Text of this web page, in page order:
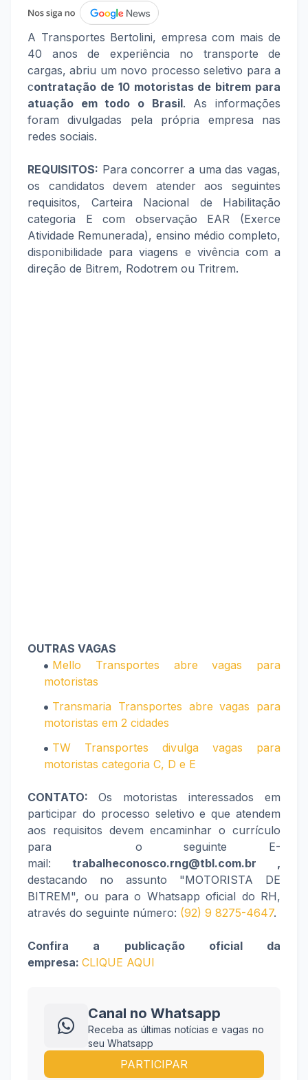
A Transportes Bertolini, empresa com mais de
40 anos de experiência no transporte de
cargas, abriu um novo processo seletivo para a
contratação de 10 motoristas de bitrem para
atuação em todo o Brasil. As informações
foram divulgadas pela própria empresa nas
redes sociais.
REQUISITOS: Para concorrer a uma das vagas,
os candidatos devem atender aos seguintes
requisitos, Carteira Nacional de Habilitação
categoria E com observação EAR (Exerce
Atividade Remunerada), ensino médio completo,
disponibilidade para viagens e vivência com a
direção de Bitrem, Rodotrem ou Tritrem.
OUTRAS VAGAS
Mello Transportes abre vagas para
motoristas
Transmaria Transportes abre vagas para
motoristas em 2 cidades
TW Transportes divulga vagas para
motoristas categoria C, D e E
CONTATO: Os motoristas interessados em
participar do processo seletivo e que atendem
aos requisitos devem encaminhar o currículo
para o seguinte E-
mail: trabalheconosco.rng@tbl.com.br ,
destacando no assunto "MOTORISTA DE
BITREM", ou para o Whatsapp oficial do RH,
através do seguinte número: (92) 9 8275-4647.
Confira a publicação oficial da
empresa: CLIQUE AQUI
Canal no Whatsapp
Receba as últimas notícias e vagas no
seu Whatsapp
PARTICIPAR